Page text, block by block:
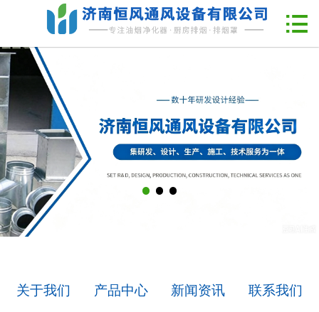
网站首页
产品中心
工程案例

关于我们 产品中心 新闻资讯 联系我们